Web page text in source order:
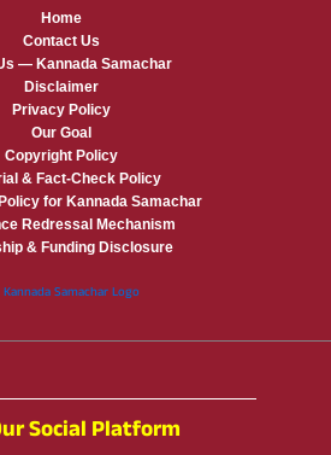
Home
Contact Us
— Kannada Samachar
Disclaimer
Privacy Policy
Our Goal
Copyright Policy
& Fact-Check Policy
for Kannada Samachar
Redressal Mechanism
& Funding Disclosure
Social Platform